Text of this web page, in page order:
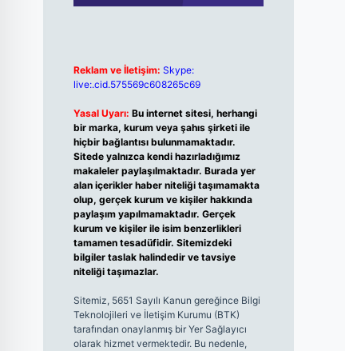
Reklam ve İletişim: Skype:
live:.cid.575569c608265c69
Yasal Uyarı: Bu internet sitesi, herhangi
bir marka, kurum veya şahıs şirketi ile
hiçbir bağlantısı bulunmamaktadır.
Sitede yalnızca kendi hazırladığımız
makaleler paylaşılmaktadır. Burada yer
alan içerikler haber niteliği taşımamakta
olup, gerçek kurum ve kişiler hakkında
paylaşım yapılmamaktadır. Gerçek
kurum ve kişiler ile isim benzerlikleri
tamamen tesadüfidir. Sitemizdeki
bilgiler taslak halindedir ve tavsiye
niteliği taşımazlar.
Sitemiz, 5651 Sayılı Kanun gereğince Bilgi
Teknolojileri ve İletişim Kurumu (BTK)
tarafından onaylanmış bir Yer Sağlayıcı
olarak hizmet vermektedir. Bu nedenle,